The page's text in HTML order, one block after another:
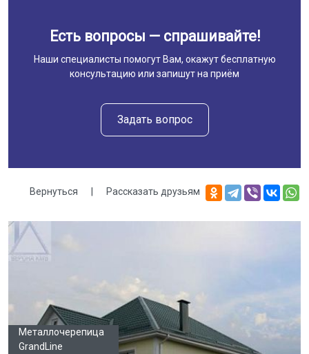
Есть вопросы — спрашивайте!
Наши специалисты помогут Вам, окажут бесплатную
консультацию или запишут на приём
Задать вопрос
Вернуться | Рассказать друзьям
Галерея
Металлочерепица
GrandLine